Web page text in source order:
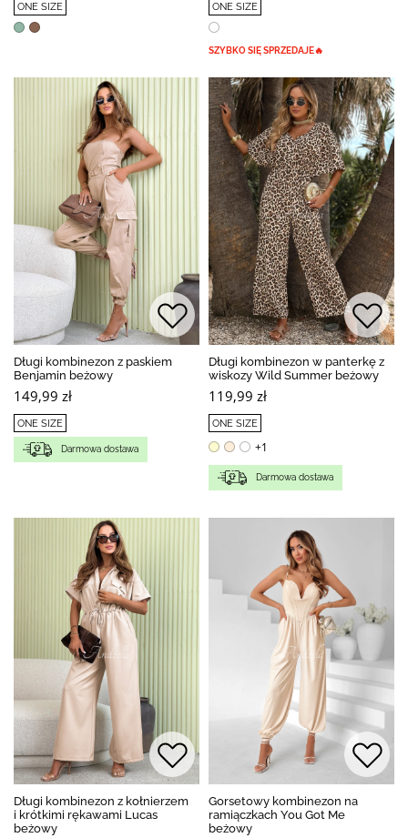
ONE SIZE ONE SIZE
SZYBKO SIĘ SPRZEDAJE🔥
Długi kombinezon z paskiem
Benjamin beżowy
149,99 zł
ONE SIZE
Darmowa dostawa
Długi kombinezon w panterkę z
wiskozy Wild Summer beżowy
119,99 zł
ONE SIZE
+1
Darmowa dostawa
Długi kombinezon z kołnierzem
i krótkimi rękawami Lucas
beżowy
Gorsetowy kombinezon na
ramiączkach You Got Me
beżowy